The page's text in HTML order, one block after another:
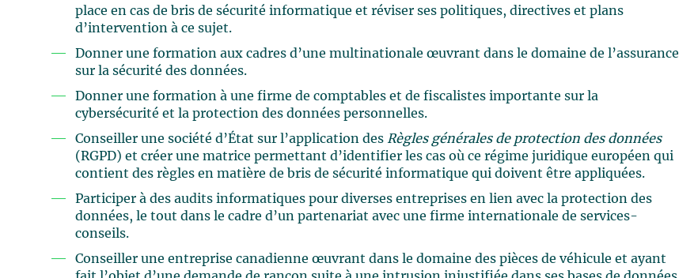
place en cas de bris de sécurité informatique et réviser ses politiques, directives et plans
d’intervention à ce sujet.
Donner une formation aux cadres d’une multinationale œuvrant dans le domaine de l’assurance
sur la sécurité des données.
Donner une formation à une firme de comptables et de fiscalistes importante sur la
cybersécurité et la protection des données personnelles.
Conseiller une société d’État sur l’application desRègles générales de protection des données
(RGPD) et créer une matrice permettant d’identifier les cas où ce régime juridique européen qui
contient des règles en matière de bris de sécurité informatique qui doivent être appliquées.
Participer à des audits informatiques pour diverses entreprises en lien avec la protection des
données, le tout dans le cadre d’un partenariat avec une firme internationale de services-
conseils.
Conseiller une entreprise canadienne œuvrant dans le domaine des pièces de véhicule et ayant